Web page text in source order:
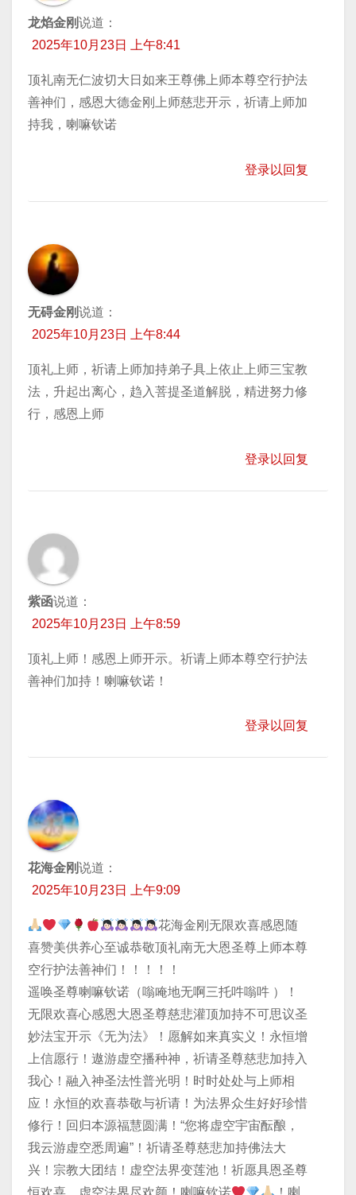
龙焰金刚说道：
2025年10月23日 上午8:41
顶礼南无仁波切大日如来王尊佛上师本尊空行护法
善神们，感恩大德金刚上师慈悲开示，祈请上师加
持我，喇嘛钦诺
登录以回复
无碍金刚说道：
2025年10月23日 上午8:44
顶礼上师，祈请上师加持弟子具上依止上师三宝教
法，升起出离心，趋入菩提圣道解脱，精进努力修
行，感恩上师
登录以回复
紫函说道：
2025年10月23日 上午8:59
顶礼上师！感恩上师开示。祈请上师本尊空行护法
善神们加持！喇嘛钦诺！
登录以回复
花海金刚说道：
2025年10月23日 上午9:09
花海金刚无限欢喜感恩随
喜赞美供养心至诚恭敬顶礼南无大恩圣尊上师本尊
空行护法善神们！！！！！
遥唤圣尊喇嘛钦诺（嗡唵地无啊三托吽嗡吽 ）！
无限欢喜心感恩大恩圣尊慈悲灌顶加持不可思议圣
妙法宝开示《无为法》！愿解如来真实义！永恒增
上信愿行！遨游虚空播种神，祈请圣尊慈悲加持入
我心！融入神圣法性普光明！时时处处与上师相
应！永恒的欢喜恭敬与祈请！为法界众生好好珍惜
修行！回归本源福慧圆满！“您将虚空宇宙酝酿，
我云游虚空悉周遍”！祈请圣尊慈悲加持佛法大
兴！宗教大团结！虚空法界变莲池！祈愿具恩圣尊